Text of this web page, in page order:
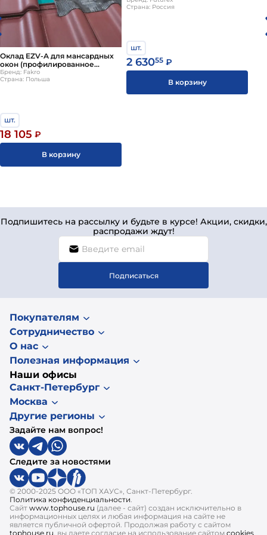
Оклад EZV-A для мансардных
окон (профилированное
кров.покрытие) 94*118 Fakro
(Факро)
Бренд: Fakro
Страна: Польша
шт.
18 105 ₽
В корзину
Страна: Россия
шт.
2 63055 ₽
В корзину
Подпишитесь на рассылку и будьте в курсе! Акции, скидки,
распродажи ждут!
Подписаться
Покупателям
Сотрудничество
О нас
Полезная информация
Наши офисы
Санкт-Петербург
Москва
Другие регионы
Задайте нам вопрос!
Следите за новостями
© 2000-2025 ООО «ТОП ХАУС», Санкт-Петербург.
Политика конфиденциальности.
Сайт www.tophouse.ru (далее - сайт) создан исключительно в
информационных целях и любая информация на сайте не
является публичной офертой. Продолжая работу с сайтом
tophouse.ru , вы даете согласие на использование сайтом cookies